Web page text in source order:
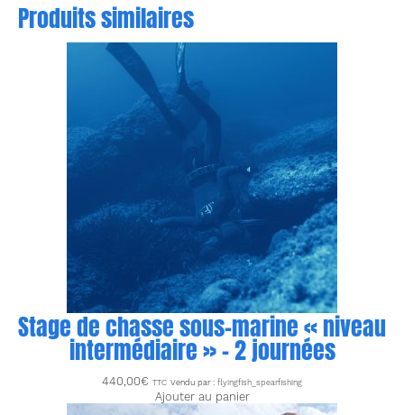
Produits similaires
Stage de chasse sous-marine « niveau
intermédiaire » – 2 journées
440,00€ TTC Vendu par : flyingfish_spearfishing
Ajouter au panier